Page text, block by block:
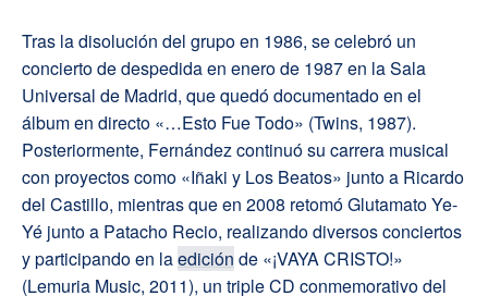
Tras la disolución del grupo en 1986, se celebró un
concierto de despedida en enero de 1987 en la Sala
Universal de Madrid, que quedó documentado en el
álbum en directo «…Esto Fue Todo» (Twins, 1987).
Posteriormente, Fernández continuó su carrera musical
con proyectos como «Iñaki y Los Beatos» junto a Ricardo
del Castillo, mientras que en 2008 retomó Glutamato Ye-
Yé junto a Patacho Recio, realizando diversos conciertos
y participando en laedición de «¡VAYA CRISTO!»
(Lemuria Music, 2011), un triple CD conmemorativo del